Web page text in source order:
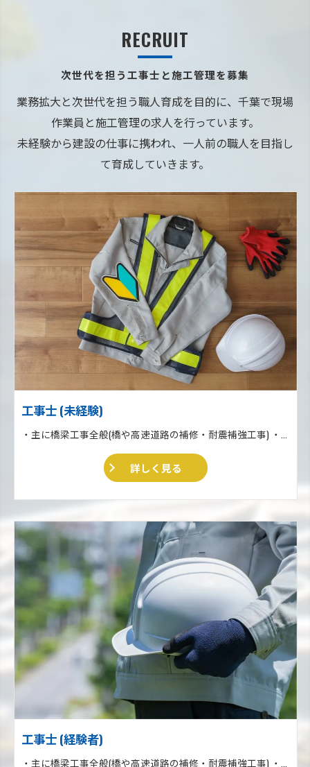
RECRUIT
次世代を担う工事士と施工管理を募集
業務拡大と次世代を担う職人育成を目的に、千葉で現場
作業員と施工管理の求人を行っています。
未経験から建設の仕事に携われ、一人前の職人を目指し
て育成していきます。
工事士 (未経験)
詳しく見る
工事士 (経験者)
・主に橋梁工事全般(橋や高速道路の補修・耐震補強工事) ・収集運搬業 ・住宅リフォーム、外壁塗装、外構工事一式